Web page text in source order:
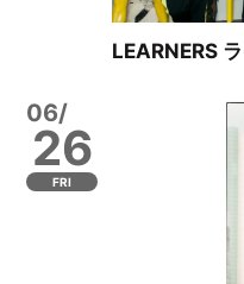
LEARNERS
06/
26
FRI